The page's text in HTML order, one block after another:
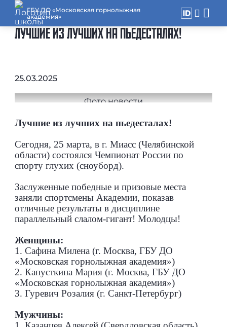
ГБУ ДО «Московская горнолыжная
академия»
ЛУЧШИЕ ИЗ ЛУЧШИХ НА ПЬЕДЕСТАЛАХ!
25.03.2025
Лучшие из лучших на пьедесталах!
Сегодня, 25 марта, в г. Миасс (Челябинской
области) состоялся Чемпионат России по
спорту глухих (сноуборд).
Заслуженные победные и призовые места
заняли спортсмены Академии, показав
отличные результаты в дисциплине
параллельный слалом-гигант! Молодцы!
Женщины:
1. Сафина Милена (г. Москва, ГБУ ДО
«Московская горнолыжная академия»)
2. Капусткина Мария (г. Москва, ГБУ ДО
«Московская горнолыжная академия»)
3. Гуревич Розалия (г. Санкт-Петербург)
Мужчины: